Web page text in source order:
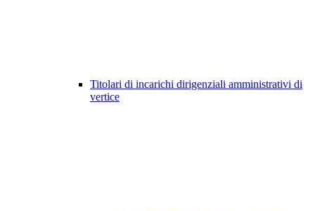
Titolari di incarichi dirigenziali amministrativi di
vertice